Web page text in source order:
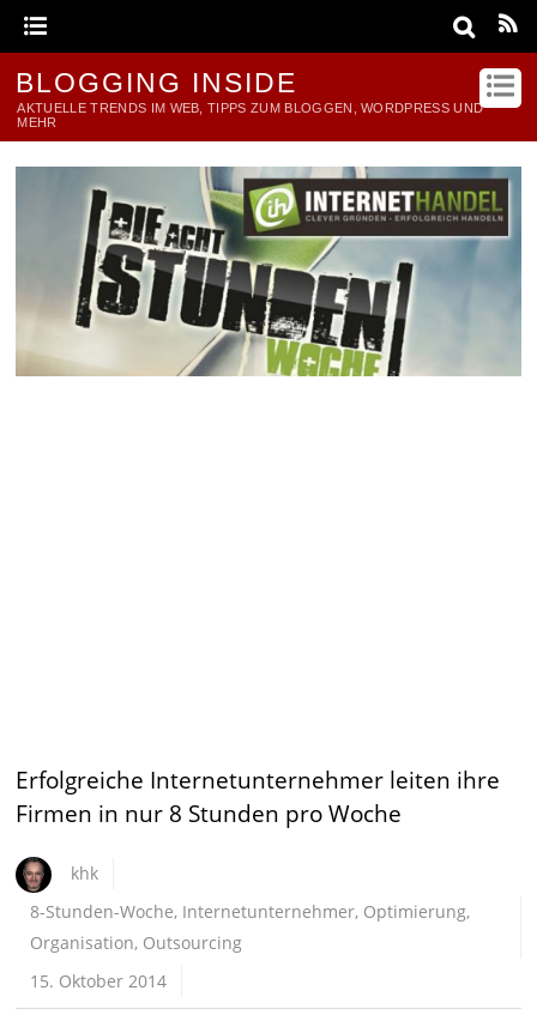
BLOGGING INSIDE
AKTUELLE TRENDS IM WEB, TIPPS ZUM BLOGGEN, WORDPRESS UND
MEHR
Erfolgreiche Internetunternehmer leiten ihre
Firmen in nur 8 Stunden pro Woche
khk
8-Stunden-Woche, Internetunternehmer, Optimierung,
Organisation, Outsourcing
15. Oktober 2014